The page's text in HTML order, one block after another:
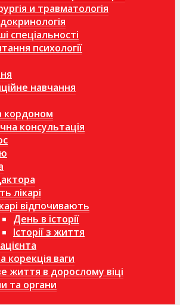
и травматологія
спеціальності
психології
навчання
кордоном
консультація
лікарі
відпочивають
День в історії
Історії з життя
корекція ваги
життя в дорослому віці
та органи